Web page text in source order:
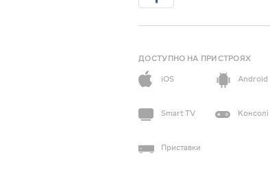
ДОСТУПНО НА ПРИСТРОЯХ
iOS
Android
Smart TV Консолі
Приставки